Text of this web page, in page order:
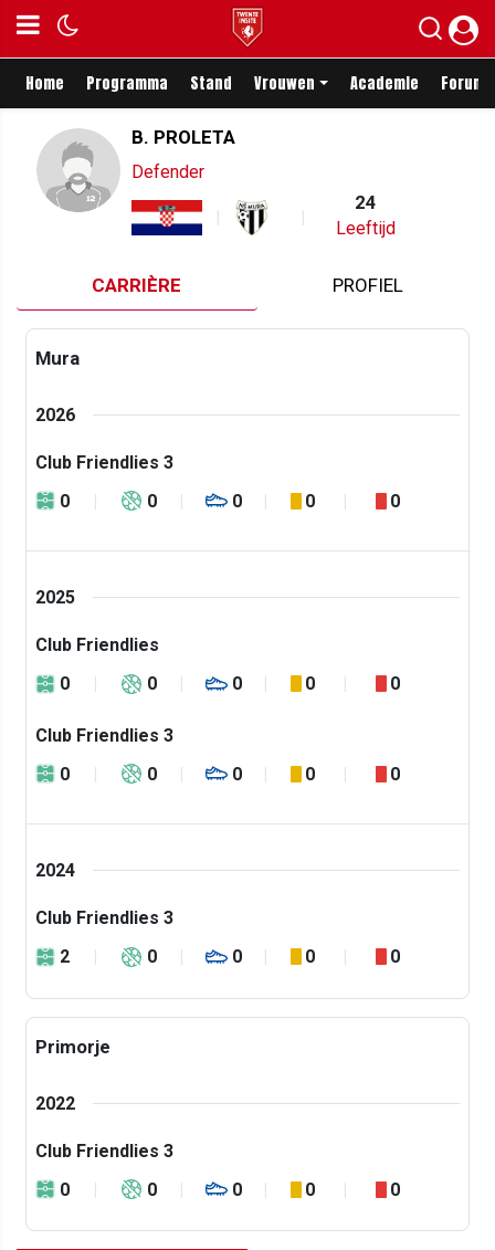
Home Programma Stand Vrouwen Academie Forum
B. PROLETA
Defender
24
Leeftijd
CARRIÈRE PROFIEL
Mura
2026
Club Friendlies 3
0
0 0 0 0
2025
Club Friendlies
0
0 0 0 0
Club Friendlies 3
0
0 0 0 0
2024
Club Friendlies 3
2
0 0 0 0
Primorje
2022
Club Friendlies 3
0
0 0 0 0